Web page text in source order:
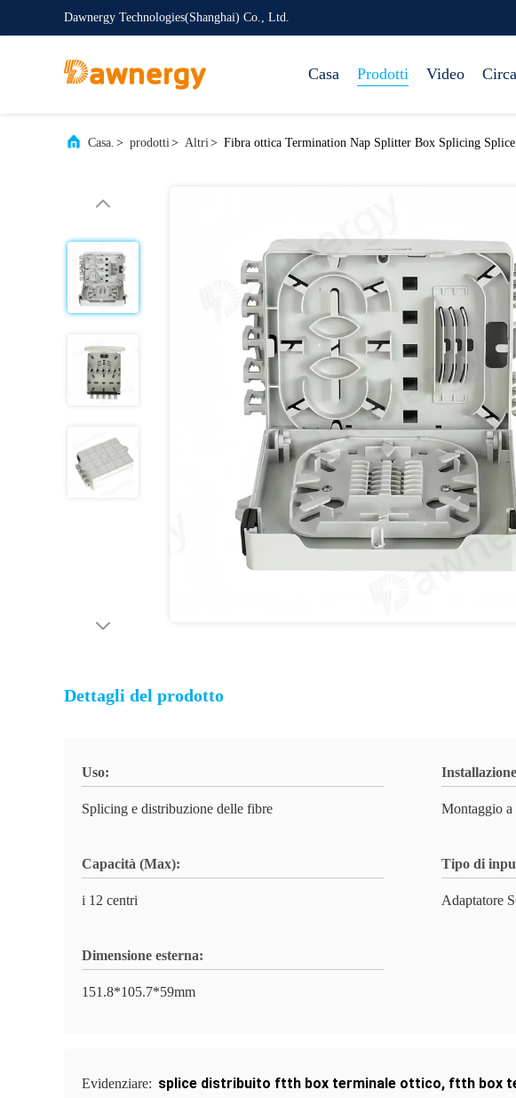
Dawnergy Technologies(Shanghai) Co., Ltd.
Casa Prodotti Video
Casa. > prodotti> Altri> Fibra ottica Termination Nap Splitter Box Splicing
Dettagli del prodotto
Uso:
Splicing e distribuzione delle fibre Montaggio a
Capacità (Max):
i 12 centri
Tipo di
Adaptatore
Dimensione esterna:
151.8*105.7*59mm
Evidenziare: splice distribuito ftth box terminale ottico, ftth box